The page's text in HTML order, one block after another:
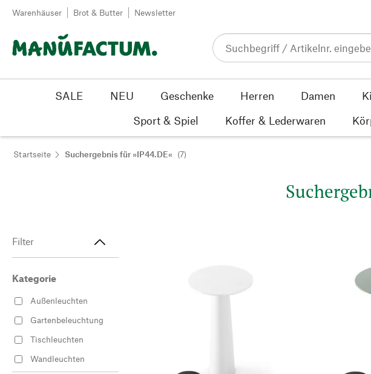
Zum Inhalt springen
Warenhäuser Brot & Butter Newsletter
SALE NEU Geschenke Herren Damen
Sport & Spiel
Koffer & Lederwaren
Startseite Suchergebnis für »IP44.DE« (7)
Filter
Kategorie
Außenleuchten
Gartenbeleuchtung
Tischleuchten
Wandleuchten